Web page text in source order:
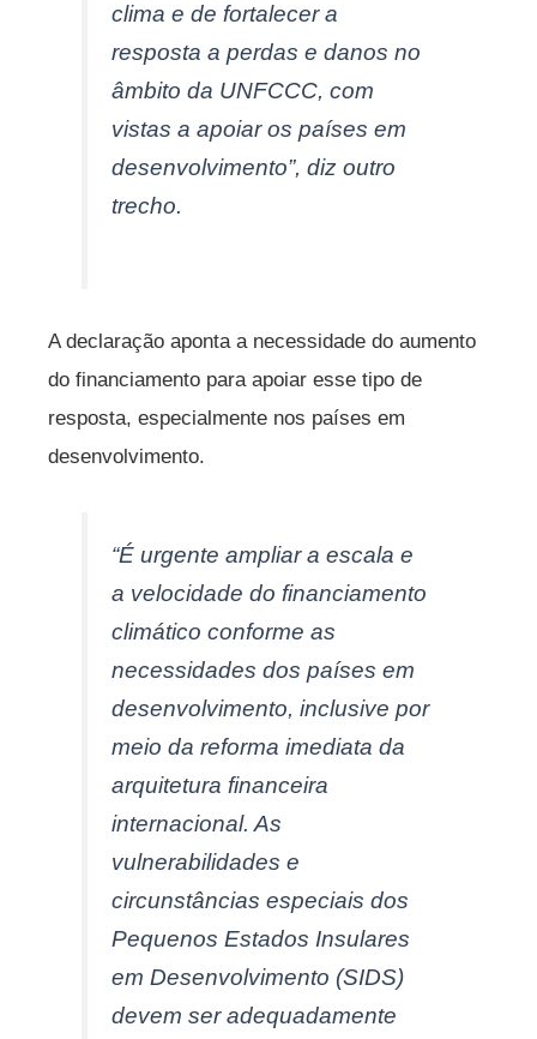
clima e de fortalecer a
resposta a perdas e danos no
âmbito da UNFCCC, com
vistas a apoiar os países em
desenvolvimento”, diz outro
trecho.
A declaração aponta a necessidade do aumento
do financiamento para apoiar esse tipo de
resposta, especialmente nos países em
desenvolvimento.
“É urgente ampliar a escala e
a velocidade do financiamento
climático conforme as
necessidades dos países em
desenvolvimento, inclusive por
meio da reforma imediata da
arquitetura financeira
internacional. As
vulnerabilidades e
circunstâncias especiais dos
Pequenos Estados Insulares
em Desenvolvimento (SIDS)
devem ser adequadamente